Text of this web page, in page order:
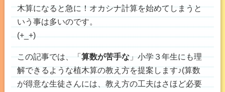
木算になると急に！オカシナ計算を始めてしまうと
いう事は多いのです。
(+_+)
この記事では、「 算数が苦手な」小学３年生にも理
解できるような植木算の教え方を提案します♪(算数
が得意な生徒さんには、教え方の工夫はさほど必要